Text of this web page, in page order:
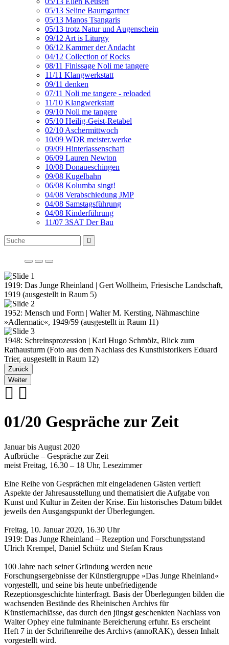
05/13 Seline Baumgartner
05/13 Manos Tsangaris
05/13 trotz Natur und Augenschein
09/12 Art is Liturgy
06/12 Kammer der Andacht
04/12 Collection of Rocks
08/11 Finissage Noli me tangere
11/11 Klangwerkstatt
09/11 denken
07/11 Noli me tangere - reloaded
11/10 Klangwerkstatt
09/10 Noli me tangere
05/10 Heilig-Geist-Retabel
02/10 Aschermittwoch
10/09 WDR meister.werke
09/09 Hinterlassenschaft
06/09 Lauren Newton
10/08 Donaueschingen
09/08 Kugelbahn
06/08 Kolumba singt!
04/08 Verabschiedung JMP
04/08 Samstagsführung
04/08 Kinderführung
11/07 3SAT Der Bau
1919: Das Junge Rheinland | Gert Wollheim, Friesische Landschaft,
1919 (ausgestellt in Raum 5)
1952: Mensch und Form | Walter M. Kersting, Nähmaschine
»Adlermatic«, 1949/59 (ausgestellt in Raum 11)
1948: Schreinsprozession | Karl Hugo Schmölz, Blick zum
Rathausturm (Foto aus dem Nachlass des Kunsthistorikers Eduard
Trier, ausgestellt in Raum 12)
Zurück
Weiter
01/20 Gespräche zur Zeit
Januar bis August 2020
Aufbrüche – Gespräche zur Zeit
meist Freitag, 16.30 – 18 Uhr, Lesezimmer
Eine Reihe von Gesprächen mit eingeladenen Gästen vertieft
Aspekte der Jahresausstellung und thematisiert die Aufgabe von
Kunst und Kultur in Zeiten der Krise. Ein historisches Datum bildet
jeweils den Ausgangspunkt der Überlegungen.
Freitag, 10. Januar 2020, 16.30 Uhr
1919: Das Junge Rheinland – Rezeption und Forschungsstand
Ulrich Krempel, Daniel Schütz und Stefan Kraus
100 Jahre nach seiner Gründung werden neue
Forschungsergebnisse der Künstlergruppe »Das Junge Rheinland«
vorgestellt, und seine bis heute unbefriedigende
Rezeptionsgeschichte hinterfragt. Basis der Überlegungen bilden die
wachsenden Bestände des Rheinischen Archivs für
Künstlernachlässe, das durch den jüngst geschenkten Nachlass von
Walter Ophey eine fulminante Bereicherung erfuhr. Es erscheint
Heft 7 in der Schriftenreihe des Archivs (annoRAK), dessen Inhalt
vorgestellt wird.